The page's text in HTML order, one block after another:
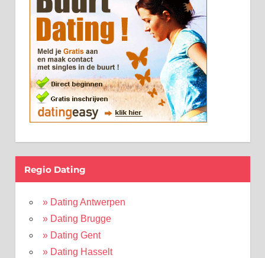
Regio Dating
» Dating Antwerpen
» Dating Brugge
» Dating Gent
» Dating Hasselt